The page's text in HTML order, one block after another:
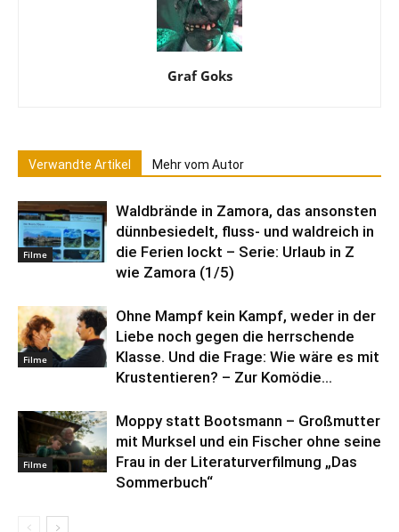
Graf Goks
Verwandte Artikel Mehr vom Autor
Filme
Waldbrände in Zamora, das ansonsten
dünnbesiedelt, fluss- und waldreich in
die Ferien lockt – Serie: Urlaub in Z
wie Zamora (1/5)
Filme
Ohne Mampf kein Kampf, weder in der
Liebe noch gegen die herrschende
Klasse. Und die Frage: Wie wäre es mit
Krustentieren? – Zur Komödie...
Filme
Moppy statt Bootsmann – Großmutter
mit Murksel und ein Fischer ohne seine
Frau in der Literaturverfilmung „Das
Sommerbuch“